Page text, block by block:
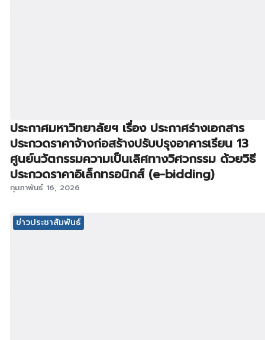
ประกาศมหาวิทยาลัยฯ เรื่อง ประกาศร่างเอกสาร
ประกวดราคาจ้างก่อสร้างปรับปรุงอาคารเรียน 13
ศูนย์นวัตกรรมความเป็นเลิศทางวิศวกรรม ด้วยวิธี
ประกวดราคาอิเล็กทรอนิกส์ (e-bidding)
กุมภาพันธ์ 16, 2026
ข่าวประชาสัมพันธ์